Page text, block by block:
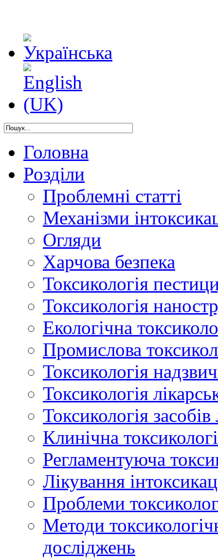
Головна
Розділи
Проблемні статті
Механізми
Огляди
Харчова безпека
Токсикологія
Токсикологія
Екологічна
Промислова
Токсикологія
Токсикологія
Токсикологія
Клинічна
Регламентуюча
Лікування
Проблеми
Методи
досліджень